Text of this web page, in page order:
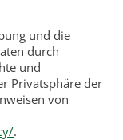
und die
durch
und
Privatsphäre der
von
.